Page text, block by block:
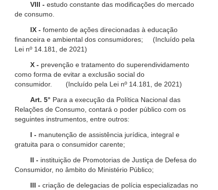
VIII - estudo constante das modificações do mercado
de consumo.
IX - fomento de ações direcionadas à educação
financeira e ambiental dos consumidores; (Incluído pela
Lei nº 14.181, de 2021)
X - prevenção e tratamento do superendividamento
como forma de evitar a exclusão social do
consumidor. (Incluído pela Lei nº 14.181, de 2021)
Art. 5° Para a execução da Política Nacional das
Relações de Consumo, contará o poder público com os
seguintes instrumentos, entre outros:
I - manutenção de assistência jurídica, integral e
gratuita para o consumidor carente;
II - instituição de Promotorias de Justiça de Defesa do
Consumidor, no âmbito do Ministério Público;
III - criação de delegacias de polícia especializadas no